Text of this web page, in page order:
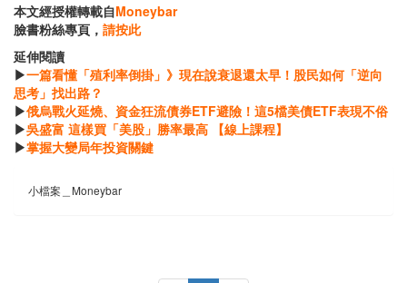
本文經授權轉載自Moneybar
臉書粉絲專頁， 請按此
延伸閱讀
▶一篇看懂「殖利率倒掛」》現在說衰退還太早！股民如何「逆向
思考」找出路？
▶俄烏戰火延燒、資金狂流債券ETF避險！這5檔美債ETF表現不俗
▶吳盛富 這樣買「美股」勝率最高 【線上課程】
▶掌握大變局年投資關鍵
小檔案＿Moneybar